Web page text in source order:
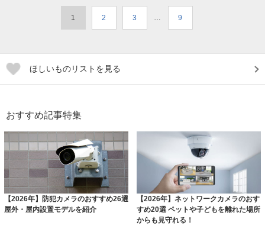
1 2 3 … 9
ほしいものリストを見る
おすすめ記事特集
【2026年】防犯カメラのおすすめ26選
屋外・屋内設置モデルを紹介
【2026年】ネットワークカメラのおす
すめ20選 ペットや子どもを離れた場所
からも見守れる！